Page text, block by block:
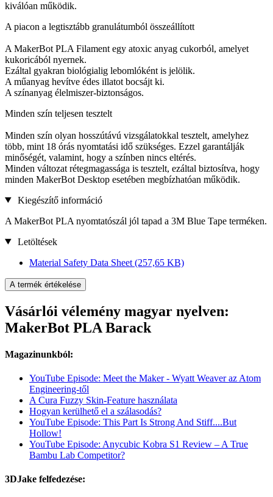
kiválóan működik.
A piacon a legtisztább granulátumból összeállított
A MakerBot PLA Filament egy atoxic anyag cukorból, amelyet
kukoricából nyernek.
Ezáltal gyakran biológialig lebomlóként is jelölik.
A műanyag hevítve édes illatot bocsájt ki.
A színanyag élelmiszer-biztonságos.
Minden szín teljesen tesztelt
Minden szín olyan hosszútávú vizsgálatokkal tesztelt, amelyhez
több, mint 18 órás nyomtatási idő szükséges. Ezzel garantálják
minőségét, valamint, hogy a színben nincs eltérés.
Minden változat rétegmagassága is tesztelt, ezáltal biztosítva, hogy
minden MakerBot Desktop esetében megbízhatóan működik.
Kiegészítő információ
A MakerBot PLA nyomtatószál jól tapad a 3M Blue Tape terméken.
Letöltések
Material Safety Data Sheet (257,65 KB)
A termék értékelése
Vásárlói vélemény magyar nyelven:
MakerBot PLA Barack
Magazinunkból:
YouTube Episode: Meet the Maker - Wyatt Weaver az Atom
Engineering-től
A Cura Fuzzy Skin-Feature használata
Hogyan kerülhető el a szálasodás?
YouTube Episode: This Part Is Strong And Stiff....But
Hollow!
YouTube Episode: Anycubic Kobra S1 Review – A True
Bambu Lab Competitor?
3DJake felfedezése: